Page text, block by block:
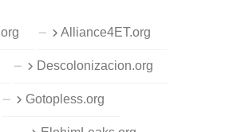
Alliance4ET.org
Descolonizacion.org
Gotopless.org